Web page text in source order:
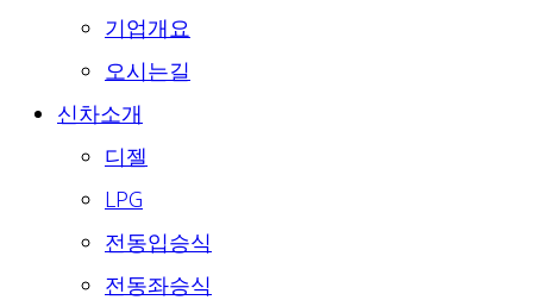
기업개요
오시는길
신차소개
디젤
LPG
전동입승식
전동좌승식